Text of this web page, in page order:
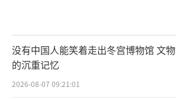
没有中国人能笑着走出冬宫博物馆 文物
的沉重记忆
2026-08-07 09:21:01